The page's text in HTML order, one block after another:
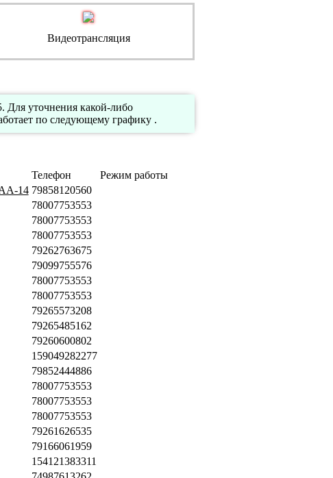
Видеотрансляция
Для уточнения какой-либо
по следующему графику .
Телефон
Режим работы
14 79858120560
78007753553
78007753553
78007753553
79262763675
79099755576
78007753553
78007753553
79265573208
79265485162
79260600802
159049282277
79852444886
78007753553
78007753553
78007753553
79261626535
79166061959
154121383311